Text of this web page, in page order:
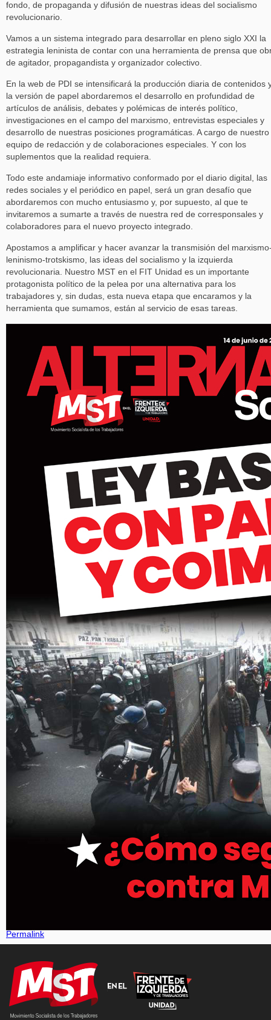
fondo, de propaganda y difusión de nuestras ideas del socialismo
revolucionario.
Vamos a un sistema integrado para desarrollar en pleno siglo XXI la
estrategia leninista de contar con una herramienta de prensa que
de agitador, propagandista y organizador colectivo.
En la web de PDI se intensificará la producción diaria de contenidos
la versión de papel abordaremos el desarrollo en profundidad de
artículos de análisis, debates y polémicas de interés político,
investigaciones en el campo del marxismo, entrevistas especiales y
desarrollo de nuestras posiciones programáticas. A cargo de nuestro
equipo de redacción y de colaboraciones especiales. Y con los
suplementos que la realidad requiera.
Todo este andamiaje informativo conformado por el diario digital, las
redes sociales y el periódico en papel, será un gran desafío que
abordaremos con mucho entusiasmo y, por supuesto, al que te
invitaremos a sumarte a través de nuestra red de corresponsales y
colaboradores para el nuevo proyecto integrado.
Apostamos a amplificar y hacer avanzar la transmisión del
leninismo-trotskismo, las ideas del socialismo y la izquierda
revolucionaria. Nuestro MST en el FIT Unidad es un importante
protagonista político de la pelea por una alternativa para los
trabajadores y, sin dudas, esta nueva etapa que encaramos y la
herramienta que sumamos, están al servicio de esas tareas.
Permalink